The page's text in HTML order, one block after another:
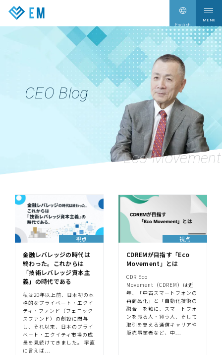
English
Our Services
CEO Blog
News
Recruit
CEO Blog
視点
金融レバレッジの時代は
終わった。これからは
「技術レバレッジ資本主
義」の時代である
私は20年以上前、日本初の本
格的なプライベート・エクイ
ティ・ファンド（フェニック
スファンド）の創設に関与
し、それ以来、日本のプライ
ベート・エクイティ市場の成
長を見続けてきました。 率直
に言えば...
視点
CDREMが目指す「Eco
Movement」とは
CDR Eco
Movement（CDREM）は近
年、「中古スマートフォンの
再商品化」と「自動化技術の
融合」を軸に、スマートフォ
ンを売る人・買う人、そして
取引を支える通信キャリアや
販売事業者など、中...